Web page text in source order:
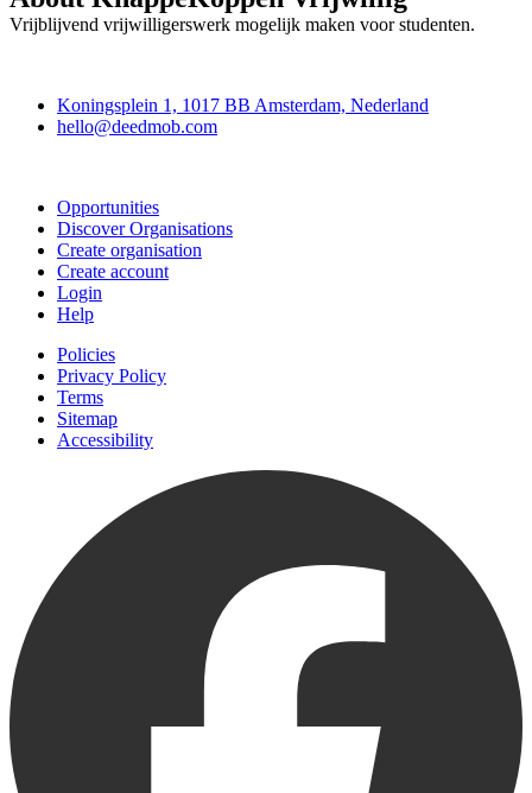
Vrijblijvend vrijwilligerswerk mogelijk maken voor studenten.
Koningsplein 1, 1017 BB Amsterdam, Nederland
hello@deedmob.com
Opportunities
Discover Organisations
Create organisation
Create account
Login
Help
Policies
Privacy Policy
Terms
Sitemap
Accessibility